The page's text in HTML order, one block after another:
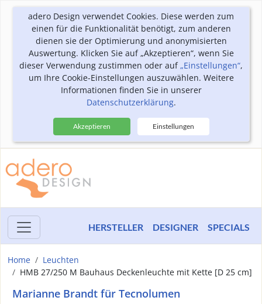
adero Design verwendet Cookies. Diese werden zum
einen für die Funktionalität benötigt, zum anderen
dienen sie der Optimierung und anonymisierten
Auswertung. Klicken Sie auf „Akzeptieren“, wenn Sie
dieser Verwendung zustimmen oder auf„Einstellungen“,
um Ihre Cookie-Einstellungen auszuwählen. Weitere
Informationen finden Sie in unserer
Datenschutzerklärung.
Akzeptieren Einstellungen
HERSTELLER DESIGNER SPECIALS
Home
Leuchten
HMB 27/250 M Bauhaus Deckenleuchte mit Kette [D 25 cm]
Marianne Brandt für Tecnolumen